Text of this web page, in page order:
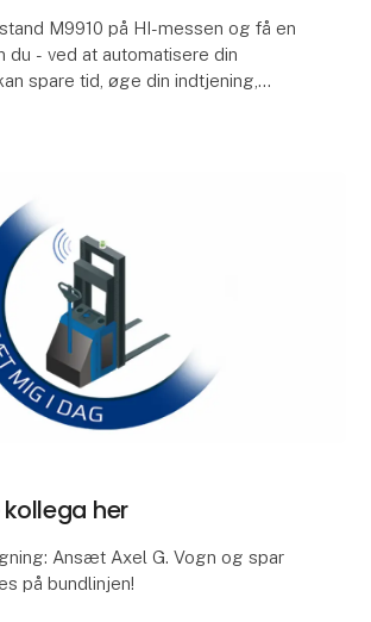
M9910 på HI-messen og få en
du - ved at automatisere din
spare tid, øge din indtjening,
her
Ansæt Axel G. Vogn og spar
på bundlinjen!